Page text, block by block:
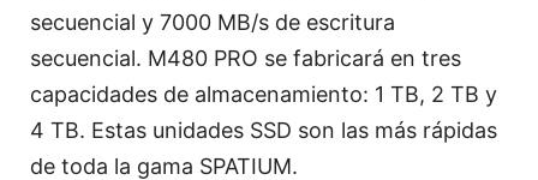
secuencial y 7000 MB/s de escritura
secuencial. M480 PRO se fabricará en tres
capacidades de almacenamiento: 1 TB, 2 TB y
4 TB. Estas unidades SSD son las más rápidas
de toda la gama SPATIUM.